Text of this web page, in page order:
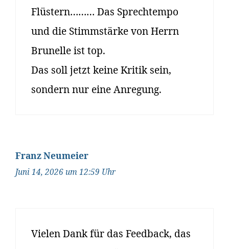
Flüstern……… Das Sprechtempo
und die Stimmstärke von Herrn
Brunelle ist top.
Das soll jetzt keine Kritik sein,
sondern nur eine Anregung.
Franz Neumeier
Juni 14, 2026 um 12:59 Uhr
Vielen Dank für das Feedback, das